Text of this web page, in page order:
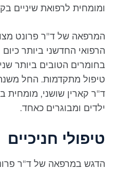
ומומחית לרפואת שיניים
המרפאה של ד"ר פרונט
הרפואי החדשני ביותר כיום
בחומרים הטובים ביותר
ד"ר קארין שושני, מומחית
ילדים ומבוגרים כאחד.
טיפולי חניכיים
הדגש במרפאה של ד"ר